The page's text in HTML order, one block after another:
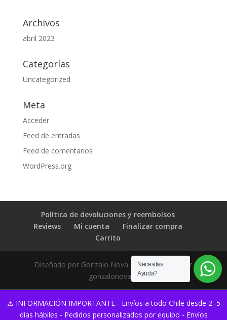
⚠️ INFORMACIÓN IMPORTANTE - Envíos a todo Chile desde 2–5
días hábiles - Pedidos personalizados por equipo - Envíos
Archivos
abril 2023
Categorías
Uncategorized
Meta
Acceder
Feed de entradas
Feed de comentarios
WordPress.org
Política de devoluciones y reembolsos
Reviews
Mi cuenta
Finalizar compra
Carrito
Diseñado por Gonzalo Nova | Desarrollado por
gonzalonova.cl
Necesitas
Ayuda?